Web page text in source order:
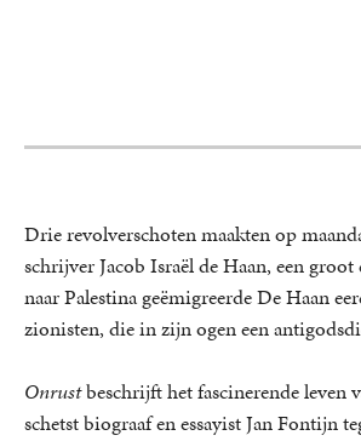
Drie revolverschoten maakten op
schrijver Jacob Israël de Haan, een
naar Palestina geëmigreerde De Haan
zionisten, die in zijn ogen een
Onrustbeschrijft het fascinerende leven
schetst biograaf en essayist Jan Fontijn